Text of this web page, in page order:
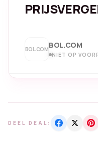
BOL.COMBOL.COM
NIET OP
DEEL DEAL: